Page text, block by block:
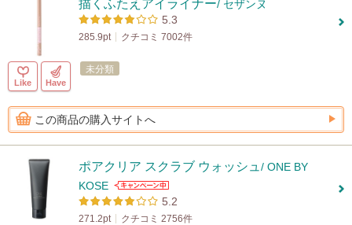
描くふたえアイライナー/ セザンヌ
5.3
285.9pt クチコミ 7002件
Like Have
未分類
この商品の購入サイトへ
ポアクリア スクラブ ウォッシュ / ONE BY
KOSE
5.2
271.2pt クチコミ 2756件